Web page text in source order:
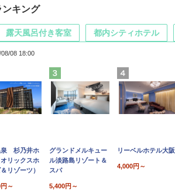
ンキング
08 18:00
泉 杉乃井ホ
リックスホ
リゾーツ）
～
グランドメルキュー
ル淡路島リゾート＆
スパ
5,400円～
リーベルホテル大阪
4,000円～
露天風呂付き客室 都内シティホテル